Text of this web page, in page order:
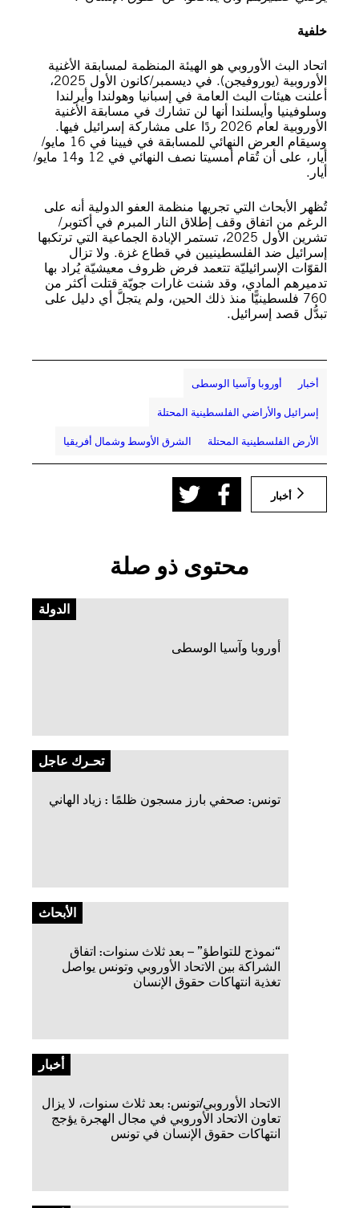
خلفية
اتحاد البث الأوروبي هو الهيئة المنظمة لمسابقة الأغنية
الأوروبية (يوروفيجن). في ديسمبر/كانون الأول 2025،
أعلنت هيئات البث العامة في إسبانيا وهولندا وأيرلندا
وسلوفينيا وأيسلندا أنها لن تشارك في مسابقة الأغنية
الأوروبية لعام 2026 ردًا على مشاركة إسرائيل فيها.
وسيقام العرض النهائي للمسابقة في فيينا في 16 مايو/
أيار، على أن تُقام أمسيتا نصف النهائي في 12 و14 مايو/
أيار.
تُظهر الأبحاث التي تجريها منظمة العفو الدولية أنه على
الرغم من اتفاق وقف إطلاق النار المبرم في أكتوبر/
تشرين الأول 2025، تستمر الإبادة الجماعية التي ترتكبها
إسرائيل ضد الفلسطينيين في قطاع غزة. ولا تزال
القوّات الإسرائيليّة تتعمد فرض ظروف معيشيّة يُراد بها
تدميرهم المادي، وقد شنت غارات جويّة قتلت أكثر من
760 فلسطينيًّا منذ ذلك الحين، ولم يتجلَّ أي دليل على
تبدُّل قصد إسرائيل.
أخبار أوروبا وآسيا الوسطى
إسرائيل والأراضي الفلسطينية المحتلة
الأرض الفلسطينية المحتلة الشرق الأوسط وشمال أفريقيا
أخبار
محتوى ذو صلة
الدولة
أوروبا وآسيا الوسطى
تحـرك عاجل
تونس: صحفي بارز مسجون ظلمًا : زياد الهاني
الأبحاث
“نموذج للتواطؤ” – بعد ثلاث سنوات: اتفاق
الشراكة بين الاتحاد الأوروبي وتونس يواصل
تغذية انتهاكات حقوق الإنسان
أخبار
الاتحاد الأوروبي/تونس: بعد ثلاث سنوات، لا يزال
تعاون الاتحاد الأوروبي في مجال الهجرة يؤجج
انتهاكات حقوق الإنسان في تونس